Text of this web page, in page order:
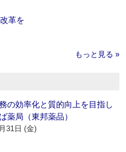
革を
もっと見る »
務の効率化と質的向上を目指し
薬局（東邦薬品）
31日 (金)